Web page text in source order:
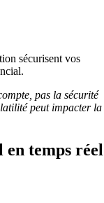
sécurisent vos
pas la sécurité
peut impacter la
temps réel